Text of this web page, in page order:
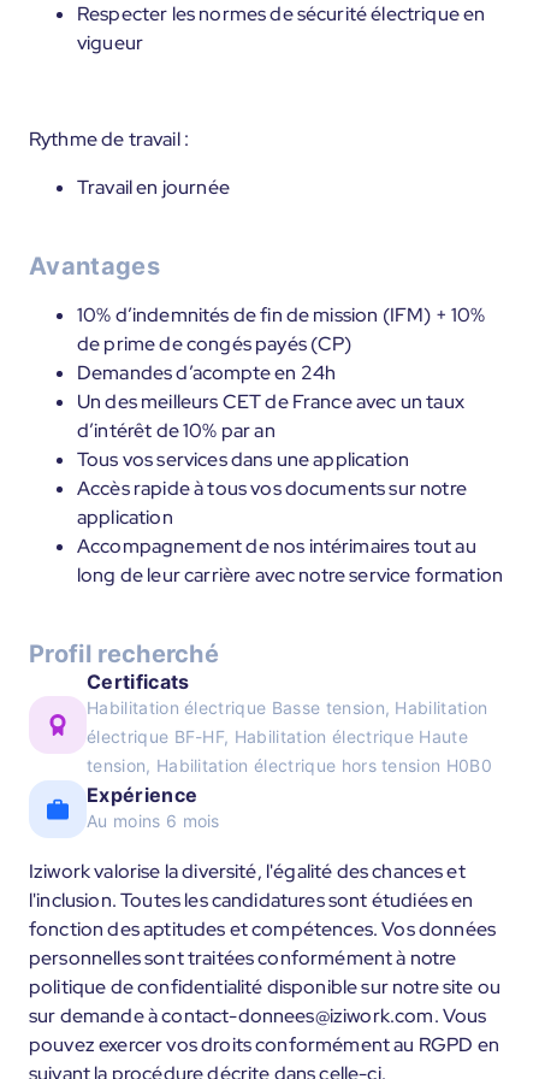
Respecter les normes de sécurité électrique en
vigueur
Rythme de travail :
Travail en journée
Avantages
10% d’indemnités de fin de mission (IFM) + 10%
de prime de congés payés (CP)
Demandes d’acompte en 24h
Un des meilleurs CET de France avec un taux
d’intérêt de 10% par an
Tous vos services dans une application
Accès rapide à tous vos documents sur notre
application
Accompagnement de nos intérimaires tout au
long de leur carrière avec notre service formation
Profil recherché
Certificats
Habilitation électrique Basse tension, Habilitation
électrique BF-HF, Habilitation électrique Haute
tension, Habilitation électrique hors tension H0B0
Expérience
Au moins 6 mois
Iziwork valorise la diversité, l'égalité des chances et
l'inclusion. Toutes les candidatures sont étudiées en
fonction des aptitudes et compétences. Vos données
personnelles sont traitées conformément à notre
politique de confidentialité disponible sur notre site ou
sur demande à contact-donnees@iziwork.com. Vous
pouvez exercer vos droits conformément au RGPD en
suivant la procédure décrite dans celle-ci.